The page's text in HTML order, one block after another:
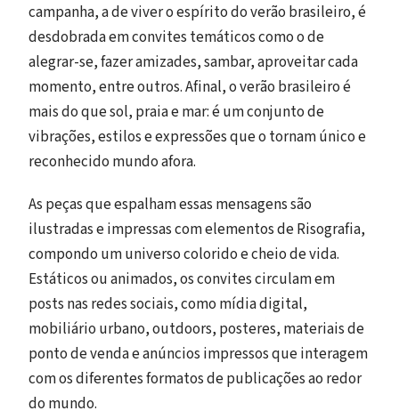
campanha, a de viver o espírito do verão brasileiro, é
desdobrada em convites temáticos como o de
alegrar-se, fazer amizades, sambar, aproveitar cada
momento, entre outros. Afinal, o verão brasileiro é
mais do que sol, praia e mar: é um conjunto de
vibrações, estilos e expressões que o tornam único e
reconhecido mundo afora.
As peças que espalham essas mensagens são
ilustradas e impressas com elementos de Risografia,
compondo um universo colorido e cheio de vida.
Estáticos ou animados, os convites circulam em
posts nas redes sociais, como mídia digital,
mobiliário urbano, outdoors, posteres, materiais de
ponto de venda e anúncios impressos que interagem
com os diferentes formatos de publicações ao redor
do mundo.